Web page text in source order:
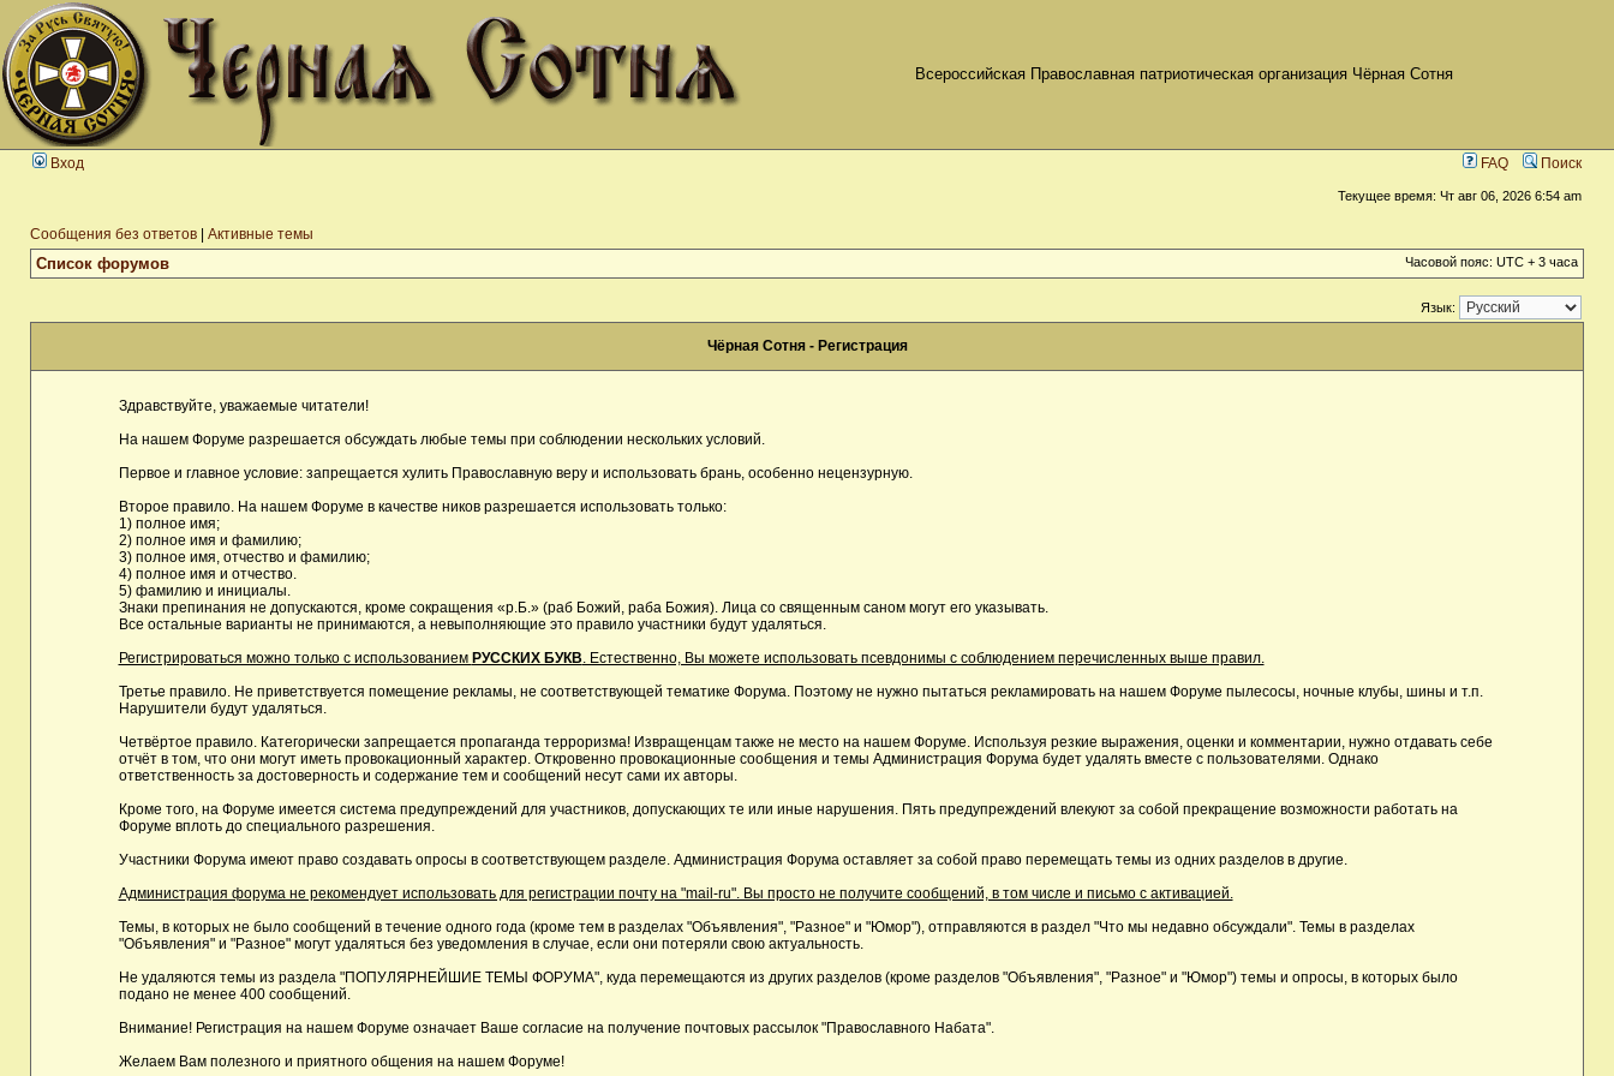
Всероссийская Православная патриотическая организация Чёрная Сотня
Вход FAQ Поиск
Текущее время: Чт авг 06, 2026 6:54 am
Сообщения без ответов Активные темы
Список форумов Часовой пояс: UTC + 3 часа
Язык:
Чёрная Сотня - Регистрация
Здравствуйте, уважаемые читатели!
На нашем Форуме разрешается обсуждать любые темы при соблюдении нескольких условий.
Первое и главное условие: запрещается хулить Православную веру и использовать брань, особенно нецензурную.
Второе правило. На нашем Форуме в качестве ников разрешается использовать только:
1) полное имя;
2) полное имя и фамилию;
3) полное имя, отчество и фамилию;
4) полное имя и отчество.
5) фамилию и инициалы.
Знаки препинания не допускаются, кроме сокращения «р.Б.» (раб Божий, раба Божия). Лица со священным саном могут его указывать.
Все остальные варианты не принимаются, а невыполняющие это правило участники будут удаляться.
Регистрироваться можно только с использованием РУССКИХ БУКВ. Естественно, Вы можете использовать псевдонимы с соблюдением перечисленных выше правил.
Третье правило. Не приветствуется помещение рекламы, не соответствующей тематике Форума. Поэтому не нужно пытаться рекламировать на нашем Форуме пылесосы, ночные клубы, шины и т.п.
Нарушители будут удаляться.
Четвёртое правило. Категорически запрещается пропаганда терроризма! Извращенцам также не место на нашем Форуме. Используя резкие выражения, оценки и комментарии, нужно отдавать себе
отчёт в том, что они могут иметь провокационный характер. Откровенно провокационные сообщения и темы Администрация Форума будет удалять вместе с пользователями. Однако
ответственность за достоверность и содержание тем и сообщений несут сами их авторы.
Кроме того, на Форуме имеется система предупреждений для участников, допускающих те или иные нарушения. Пять предупреждений влекуют за собой прекращение возможности работать на
Форуме вплоть до специального разрешения.
Участники Форума имеют право создавать опросы в соответствующем разделе. Администрация Форума оставляет за собой право перемещать темы из одних разделов в другие.
Администрация форума не рекомендует использовать для регистрации почту на "mail-ru". Вы просто не получите сообщений, в том числе и письмо с активацией.
Темы, в которых не было сообщений в течение одного года (кроме тем в разделах "Объявления", "Разное" и "Юмор"), отправляются в раздел "Что мы недавно обсуждали". Темы в разделах
"Объявления" и "Разное" могут удаляться без уведомления в случае, если они потеряли свою актуальность.
Не удаляются темы из раздела "ПОПУЛЯРНЕЙШИЕ ТЕМЫ ФОРУМА", куда перемещаются из других разделов (кроме разделов "Объявления", "Разное" и "Юмор") темы и опросы, в которых было
подано не менее 400 сообщений.
Внимание! Регистрация на нашем Форуме означает Ваше согласие на получение почтовых рассылок "Православного Набата".
Желаем Вам полезного и приятного общения на нашем Форуме!